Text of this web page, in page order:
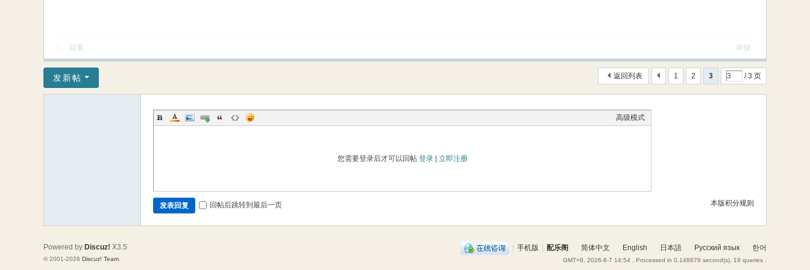
回复 举报
1 2 3 / 3 页
返回列表
发新帖
高级模式
您需要登录后才可以回帖 登录| 立即注册
本版积分规则
发表回复 回帖后跳转到最后一页
| 手机版 | 配乐阁 简体中文 English 日本語 Русский язык 한어
GMT+8, 2026-8-7 14:54 , Processed in 0.148676 second(s), 19 queries .
Powered by Discuz! X3.5
© 2001-2026 Discuz! Team